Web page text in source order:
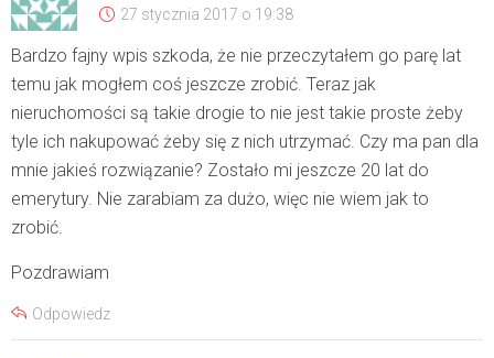
27 stycznia 2017 o 19:38
Bardzo fajny wpis szkoda, że nie przeczytałem go parę lat
temu jak mogłem coś jeszcze zrobić. Teraz jak
nieruchomości są takie drogie to nie jest takie proste żeby
tyle ich nakupować żeby się z nich utrzymać. Czy ma pan dla
mnie jakieś rozwiązanie? Zostało mi jeszcze 20 lat do
emerytury. Nie zarabiam za dużo, więc nie wiem jak to
zrobić.
Pozdrawiam
Odpowiedz